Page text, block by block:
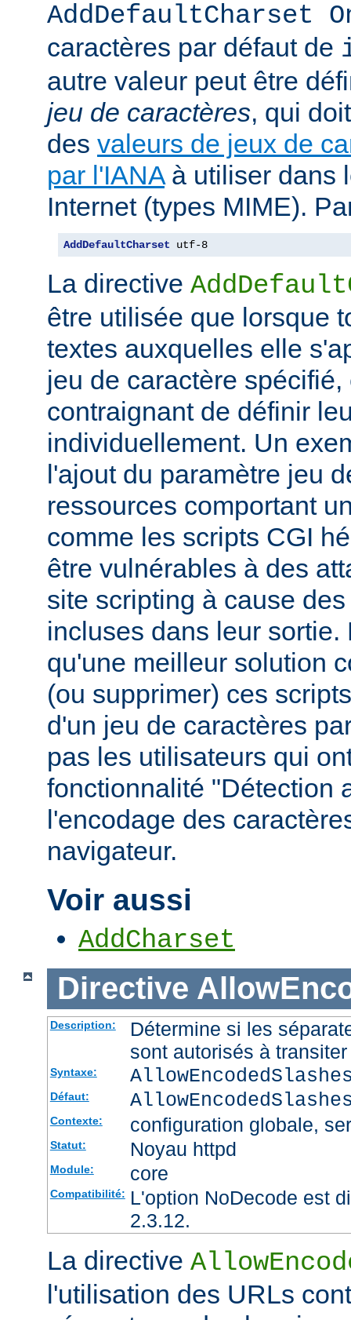
AddDefaultCharset
caractères par défaut de
autre valeur peut être
jeu de caractères, qui
des valeurs de jeux de
par l'IANAà utiliser dans
Internet (types MIME).
AddDefaultCharset utf-8
La directive
être utilisée que lorsque
textes auxquelles elle
jeu de caractère
contraignant de définir
individuellement. Un
l'ajout du paramètre jeu
ressources comportant
comme les scripts CGI
être vulnérables à des
site scripting à cause
incluses dans leur sortie.
qu'une meilleur solution
(ou supprimer) ces
d'un jeu de caractères
pas les utilisateurs qui
fonctionnalité "Détection
l'encodage des
navigateur.
Voir aussi
AddCharset
Directive
Description:
Détermine si les
sont autorisés à
Syntaxe:
Défaut:
Contexte: configuration globale,
Statut: Noyau httpd
Module: core
Compatibilité: L'option NoDecode est
2.3.12.
La directive
l'utilisation des URLs